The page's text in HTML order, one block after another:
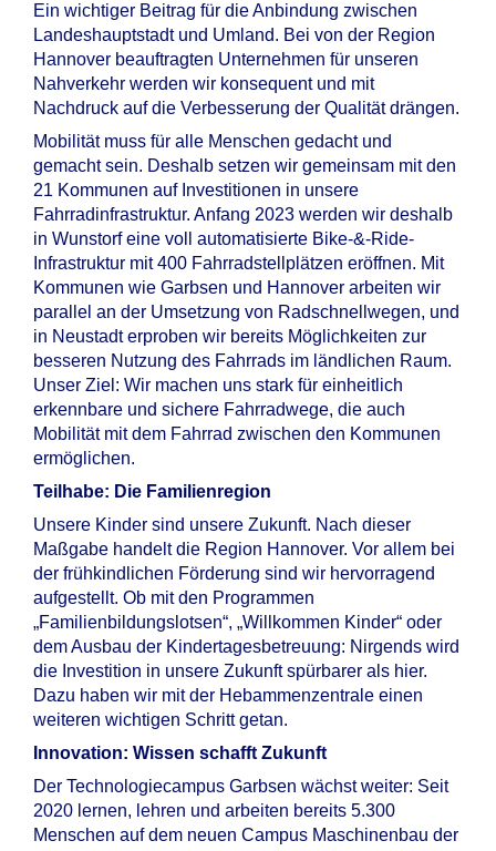
Ein wichtiger Beitrag für die Anbindung zwischen
Landeshauptstadt und Umland. Bei von der Region
Hannover beauftragten Unternehmen für unseren
Nahverkehr werden wir konsequent und mit
Nachdruck auf die Verbesserung der Qualität drängen.
Mobilität muss für alle Menschen gedacht und
gemacht sein. Deshalb setzen wir gemeinsam mit den
21 Kommunen auf Investitionen in unsere
Fahrradinfrastruktur. Anfang 2023 werden wir deshalb
in Wunstorf eine voll automatisierte Bike-&-Ride-
Infrastruktur mit 400 Fahrradstellplätzen eröffnen. Mit
Kommunen wie Garbsen und Hannover arbeiten wir
parallel an der Umsetzung von Radschnellwegen, und
in Neustadt erproben wir bereits Möglichkeiten zur
besseren Nutzung des Fahrrads im ländlichen Raum.
Unser Ziel: Wir machen uns stark für einheitlich
erkennbare und sichere Fahrradwege, die auch
Mobilität mit dem Fahrrad zwischen den Kommunen
ermöglichen.
Teilhabe: Die Familienregion
Unsere Kinder sind unsere Zukunft. Nach dieser
Maßgabe handelt die Region Hannover. Vor allem bei
der frühkindlichen Förderung sind wir hervorragend
aufgestellt. Ob mit den Programmen
„Familienbildungslotsen“, „Willkommen Kinder“ oder
dem Ausbau der Kindertagesbetreuung: Nirgends wird
die Investition in unsere Zukunft spürbarer als hier.
Dazu haben wir mit der Hebammenzentrale einen
weiteren wichtigen Schritt getan.
Innovation: Wissen schafft Zukunft
Der Technologiecampus Garbsen wächst weiter: Seit
2020 lernen, lehren und arbeiten bereits 5.300
Menschen auf dem neuen Campus Maschinenbau der